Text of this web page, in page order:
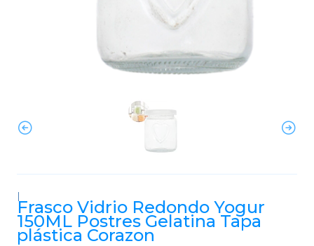
|
Frasco Vidrio Redondo Yogur
150ML Postres Gelatina Tapa
plástica Corazon